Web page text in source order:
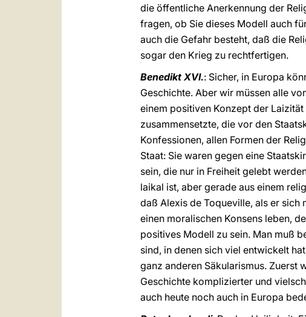
die öffentliche Anerkennung der
fragen, ob Sie dieses Modell auch
auch die Gefahr besteht, daß die
sogar den Krieg zu rechtfertigen.
Benedikt XVI.: Sicher, in Europa
Geschichte. Aber wir müssen alle
einem positiven Konzept der
zusammensetzte, die vor den
Konfessionen, allen Formen der
Staat: Sie waren gegen eine
sein, die nur in Freiheit gelebt
laikal ist, aber gerade aus einem
daß Alexis de Toqueville, als er
einen moralischen Konsens leben,
positives Modell zu sein. Man muß
sind, in denen sich viel entwickelt
ganz anderen Säkularismus. Zuerst
Geschichte komplizierter und
auch heute noch auch in Europa